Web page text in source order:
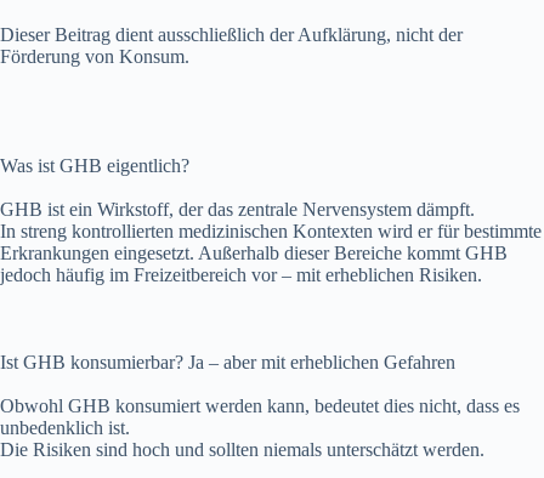
Dieser Beitrag dient ausschließlich der Aufklärung, nicht der
Förderung von Konsum.
Was ist GHB eigentlich?
GHB ist ein Wirkstoff, der das zentrale Nervensystem dämpft.
In streng kontrollierten medizinischen Kontexten wird er für bestimmte
Erkrankungen eingesetzt. Außerhalb dieser Bereiche kommt GHB
jedoch häufig im Freizeitbereich vor – mit erheblichen Risiken.
Ist GHB konsumierbar? Ja – aber mit erheblichen Gefahren
Obwohl GHB konsumiert werden kann, bedeutet dies nicht, dass es
unbedenklich ist.
Die Risiken sind hoch und sollten niemals unterschätzt werden.